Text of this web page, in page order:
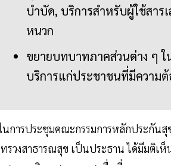
บำบัด, บริการสำหรับผู้ใช้สา
หนวก
ขยายบทบาทภาคส่วนต่าง ๆ ใ
บริการแก่ประชาชนที่มีความต้
นการประชุมคณะกรรมการหลักประกั
ทรวงสาธารณสุข เป็นประธาน ได้มีมติ